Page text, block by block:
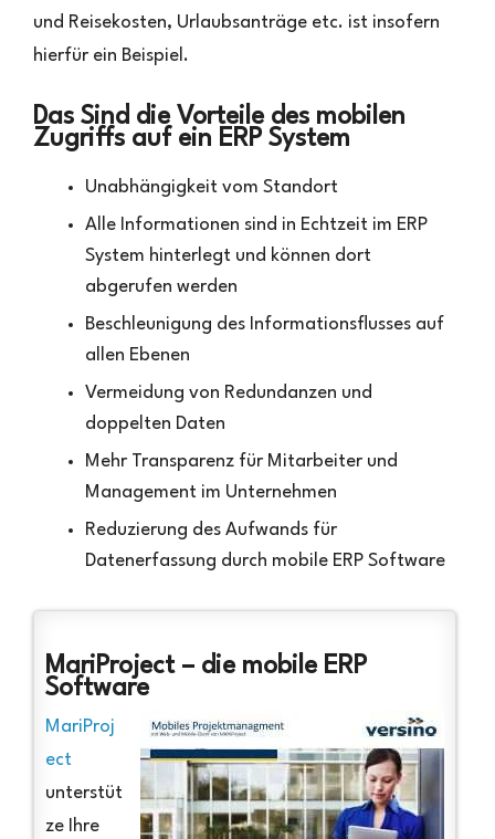
und Reisekosten, Urlaubsanträge etc. ist insofern
hierfür ein Beispiel.
Das Sind die Vorteile des mobilen
Zugriffs auf ein ERP System
Unabhängigkeit vom Standort
Alle Informationen sind in Echtzeit im ERP
System hinterlegt und können dort
abgerufen werden
Beschleunigung des Informationsflusses auf
allen Ebenen
Vermeidung von Redundanzen und
doppelten Daten
Mehr Transparenz für Mitarbeiter und
Management im Unternehmen
Reduzierung des Aufwands für
Datenerfassung durch mobile ERP Software
MariProject – die mobile ERP
Software
MariProj
ect
unterstüt
ze Ihre